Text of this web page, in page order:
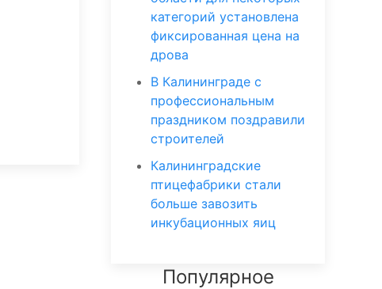
категорий установлена
фиксированная цена на
дрова
В Калининграде с
профессиональным
праздником поздравили
строителей
Калининградские
птицефабрики стали
больше завозить
инкубационных яиц
Популярное